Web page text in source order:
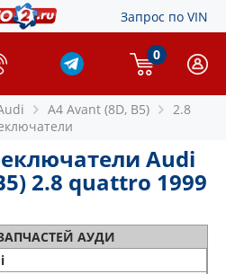
Запрос по VIN
0
A4 Avant (8D, B5)
2.8
Audi
2.8 quattro 1999
АУДИ